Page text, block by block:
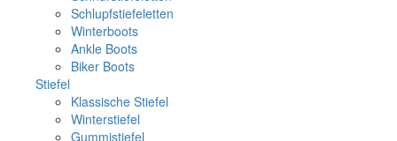
Schlupfstiefeletten
Winterboots
Ankle Boots
Biker Boots
Stiefel
Klassische Stiefel
Winterstiefel
Gummistiefel